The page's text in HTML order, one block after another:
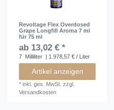
Revoltage Flex Overdosed
Grape Longfill Aroma 7 ml
für 75 ml
ab 13,02 € *
7 Milliliter | 1.978,57 € / Liter
Artikel anzeigen
*inkl. ges. MwSt. zzgl.
Versandkosten